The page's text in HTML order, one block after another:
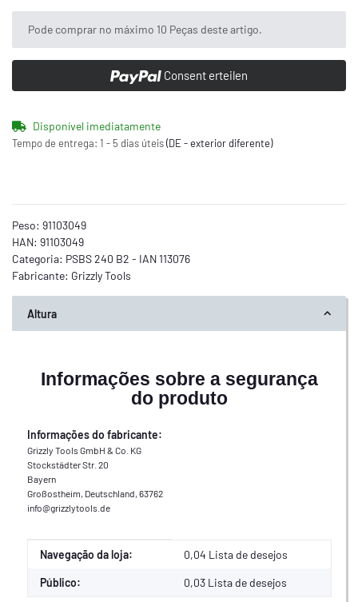
x
Pode comprar no máximo 10 Peças deste artigo.
Consent erteilen
Disponível imediatamente
Tempo de entrega: 1 - 5 dias úteis(DE - exterior diferente)
Peso: 91103049
HAN: 91103049
Categoria: PSBS 240 B2 - IAN 113076
Fabricante: Grizzly Tools
Altura
Informações sobre a segurança
do produto
Informações do fabricante:
Grizzly Tools GmbH & Co. KG
Stockstädter Str. 20
Bayern
Großostheim, Deutschland, 63762
info@grizzlytools.de
Valor
Fabricante
Navegação da loja: 0,04 Lista de desejos
Público: 0,03 Lista de desejos